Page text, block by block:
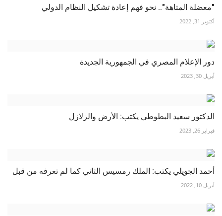
"معضلة المتاهة".. نحو فهم إعادة تشكيل النظام الدولي
أكتوبر 31, 2022
دور الإعلام المصري في الجمهورية الجديدة
أبريل 30, 2023
الدكتور سعيد البطوطي يكتب: الأرض والزلازل
فبراير 26, 2023
أحمد الجويلي يكتب: الملك رمسيس الثاني كما لم تعرفه من قبل
أبريل 10, 2022